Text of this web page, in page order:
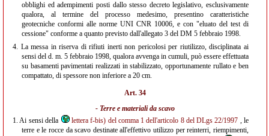
obblighi ed adempimenti posti dallo stesso decreto legislativo, esclusivamente
qualora, al termine del processo medesimo, presentino caratteristiche
geotecniche conformi alle norme UNI CNR 10006, e con "eluato del test di
cessione" conforme a quanto previsto dall'allegato 3 del DM 5 febbraio 1998.
4. La messa in riserva di rifiuti inerti non pericolosi per riutilizzo, disciplinata ai
sensi del d. m. 5 febbraio 1998, qualora avvenga in cumuli, può essere effettuata
su basamenti pavimentati realizzati in stabilizzato, opportunamente rullato e ben
compattato, di spessore non inferiore a 20 cm.
Art. 34
- Terre e materiali da scavo
1.Ai sensi della lettera f-bis) del comma 1 dell'articolo 8 del DLgs 22/1997 , le
terre e le rocce da scavo destinate all'effettivo utilizzo per reinterri, riempimenti,